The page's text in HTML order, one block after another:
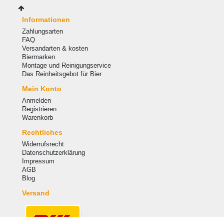
Informationen
Zahlungsarten
FAQ
Versandarten & kosten
Biermarken
Montage und Reinigungservice
Das Reinheitsgebot für Bier
Mein Konto
Anmelden
Registrieren
Warenkorb
Rechtliches
Widerrufsrecht
Datenschutzerklärung
Impressum
AGB
Blog
Versand